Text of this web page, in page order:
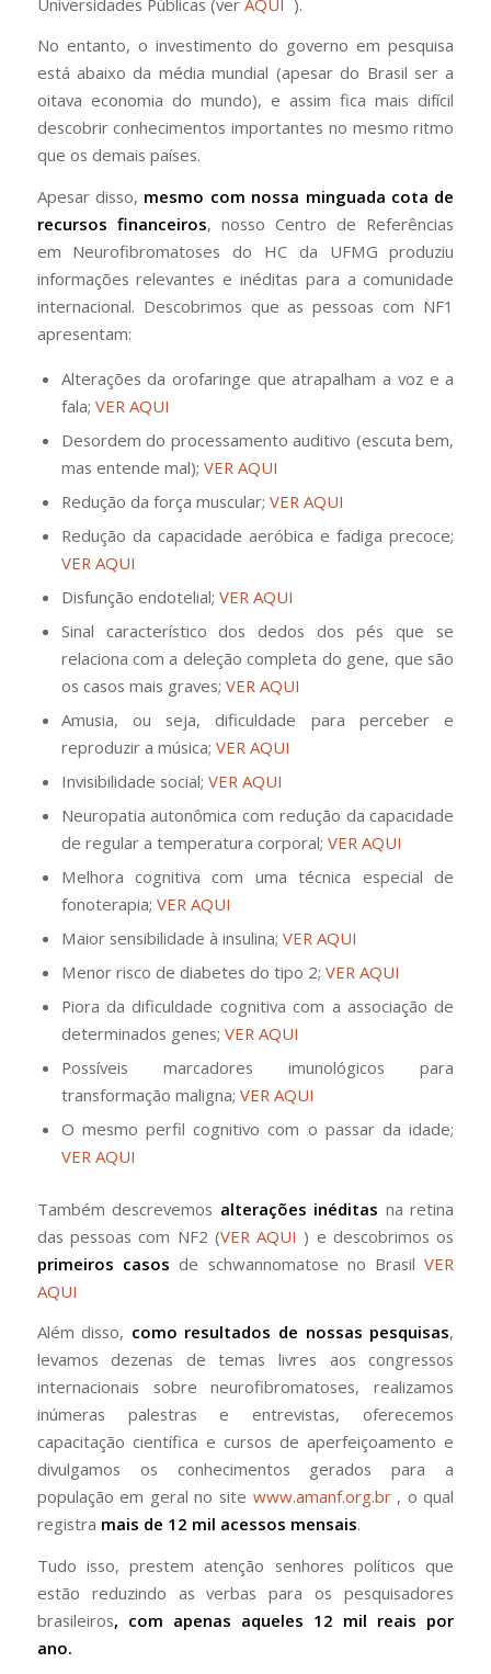
No entanto, o investimento do governo em pesquisa
está abaixo da média mundial (apesar do Brasil ser a
oitava economia do mundo), e assim fica mais difícil
descobrir conhecimentos importantes no mesmo ritmo
que os demais países.
Apesar disso, mesmo com nossa minguada cota de
recursos financeiros, nosso Centro de Referências
em Neurofibromatoses do HC da UFMG produziu
informações relevantes e inéditas para a comunidade
internacional. Descobrimos que as pessoas com NF1
apresentam:
Alterações da orofaringe que atrapalham a voz e a
fala; VER AQUI
Desordem do processamento auditivo (escuta bem,
mas entende mal); VER AQUI
Redução da força muscular; VER AQUI
Redução da capacidade aeróbica e fadiga precoce;
VER AQUI
Disfunção endotelial; VER AQUI
Sinal característico dos dedos dos pés que se
relaciona com a deleção completa do gene, que são
os casos mais graves; VER AQUI
Amusia, ou seja, dificuldade para perceber e
reproduzir a música; VER AQUI
Invisibilidade social; VER AQUI
Neuropatia autonômica com redução da capacidade
de regular a temperatura corporal; VER AQUI
Melhora cognitiva com uma técnica especial de
fonoterapia; VER AQUI
Maior sensibilidade à insulina; VER AQUI
Menor risco de diabetes do tipo 2; VER AQUI
Piora da dificuldade cognitiva com a associação de
determinados genes; VER AQUI
Possíveis marcadores imunológicos para
transformação maligna; VER AQUI
O mesmo perfil cognitivo com o passar da idade;
VER AQUI
Também descrevemos alterações inéditas na retina
das pessoas com NF2 (VER AQUI ) e descobrimos os
primeiros casos de schwannomatose no BrasilVER
AQUI
Além disso, como resultados de nossas pesquisas,
levamos dezenas de temas livres aos congressos
internacionais sobre neurofibromatoses, realizamos
inúmeras palestras e entrevistas, oferecemos
capacitação científica e cursos de aperfeiçoamento e
divulgamos os conhecimentos gerados para a
população em geral no site www.amanf.org.br, o qual
registra mais de 12 mil acessos mensais.
Tudo isso, prestem atenção senhores políticos que
estão reduzindo as verbas para os pesquisadores
brasileiros, com apenas aqueles 12 mil reais por
ano.